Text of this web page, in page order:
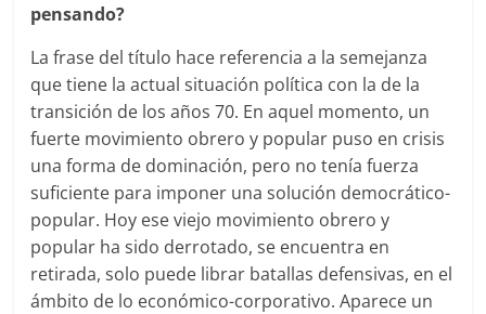
pensando?
La frase del título hace referencia a la semejanza
que tiene la actual situación política con la de la
transición de los años 70. En aquel momento, un
fuerte movimiento obrero y popular puso en crisis
una forma de dominación, pero no tenía fuerza
suficiente para imponer una solución democrático-
popular. Hoy ese viejo movimiento obrero y
popular ha sido derrotado, se encuentra en
retirada, solo puede librar batallas defensivas, en el
ámbito de lo económico-corporativo. Aparece un